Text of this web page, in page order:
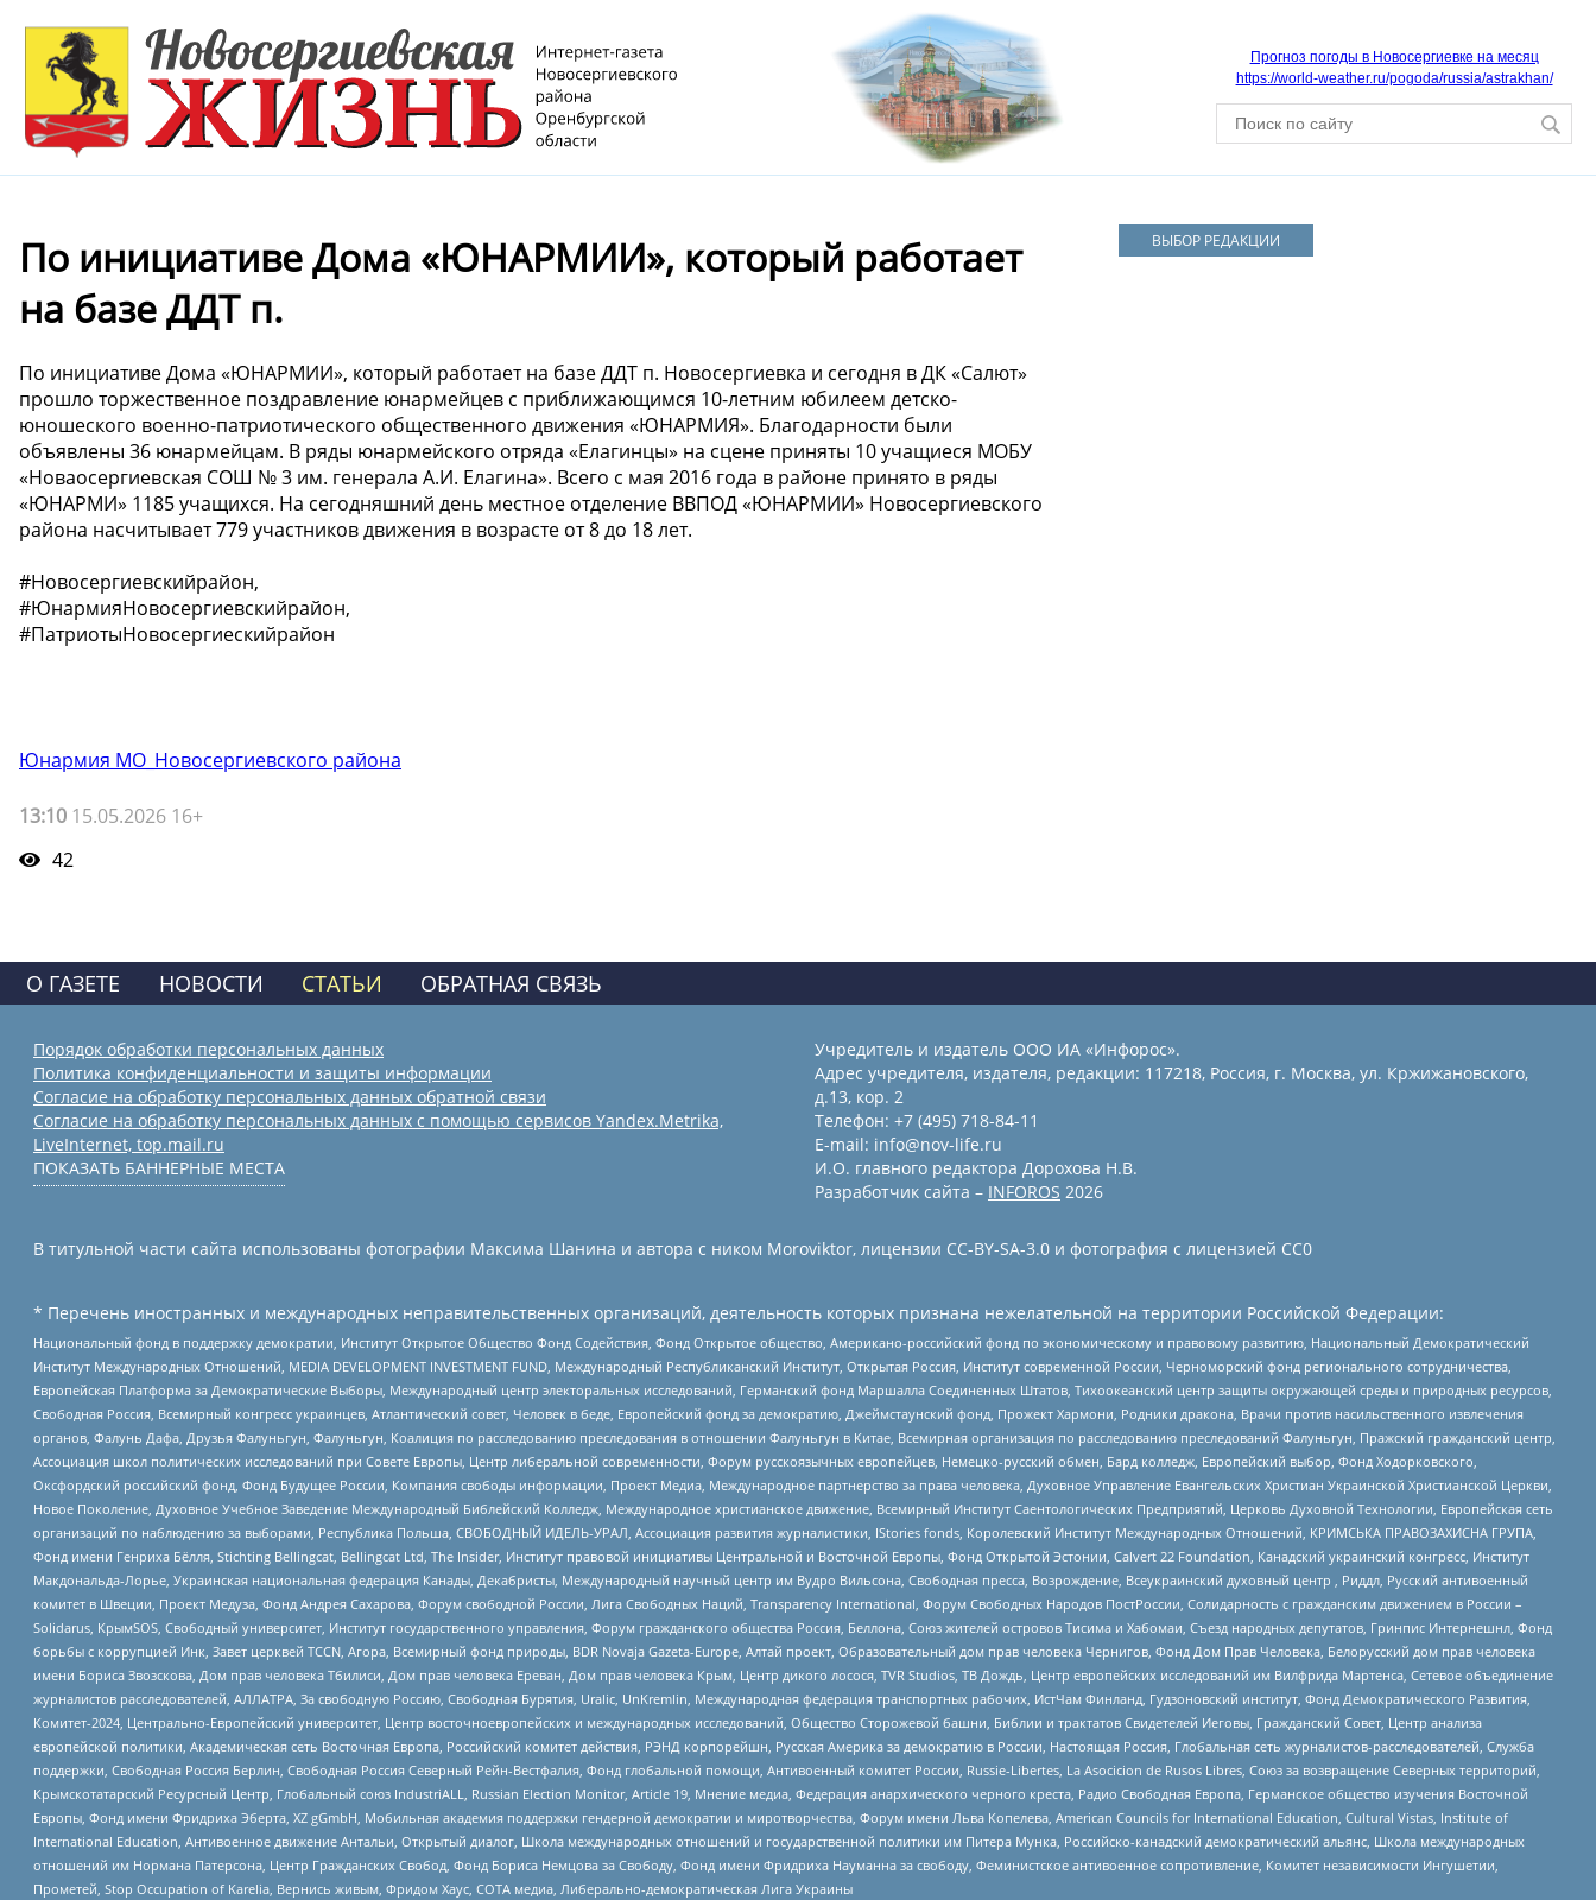
Прогноз погоды в Новосергиевке на месяц
https://world-weather.ru/pogoda/russia/astrakhan/
По инициативе Дома «ЮНАРМИИ», который работает
на базе ДДТ п.
По инициативе Дома «ЮНАРМИИ», который работает на базе ДДТ п. Новосергиевка и сегодня в ДК «Салют»
прошло торжественное поздравление юнармейцев с приближающимся 10-летним юбилеем детско-
юношеского военно-патриотического общественного движения «ЮНАРМИЯ». Благодарности были
объявлены 36 юнармейцам. В ряды юнармейского отряда «Елагинцы» на сцене приняты 10 учащиеся МОБУ
«Новаосергиевская СОШ № 3 им. генерала А.И. Елагина». Всего с мая 2016 года в районе принято в ряды
«ЮНАРМИ» 1185 учащихся. На сегодняшний день местное отделение ВВПОД «ЮНАРМИИ» Новосергиевского
района насчитывает 779 участников движения в возрасте от 8 до 18 лет.
#Новосергиевскийрайон,
#ЮнармияНовосергиевскийрайон,
#ПатриотыНовосергиескийрайон
Юнармия МО_Новосергиевского района
13:10 15.05.2026 16+
42
ВЫБОР РЕДАКЦИИ
О ГАЗЕТЕ НОВОСТИ СТАТЬИ ОБРАТНАЯ СВЯЗЬ
Порядок обработки персональных данных
Политика конфиденциальности и защиты информации
Согласие на обработку персональных данных обратной связи
Согласие на обработку персональных данных с помощью сервисов Yandex.Metrika,
LiveInternet, top.mail.ru
ПОКАЗАТЬ БАННЕРНЫЕ МЕСТА
Учредитель и издатель ООО ИА «Инфорос».
Адрес учредителя, издателя, редакции: 117218, Россия, г. Москва, ул. Кржижановского,
д.13, кор. 2
Телефон: +7 (495) 718-84-11
E-mail: info@nov-life.ru
И.О. главного редактора Дорохова Н.В.
Разработчик сайта – INFOROS 2026
В титульной части сайта использованы фотографии Максима Шанина и автора с ником Moroviktor, лицензии CC-BY-SA-3.0 и фотография с лицензией СС0
* Перечень иностранных и международных неправительственных организаций, деятельность которых признана нежелательной на территории Российской Федерации:
Национальный фонд в поддержку демократии, Институт Открытое Общество Фонд Содействия, Фонд Открытое общество, Американо-российский фонд по экономическому и правовому развитию, Национальный Демократический
Институт Международных Отношений, MEDIA DEVELOPMENT INVESTMENT FUND, Международный Республиканский Институт, Открытая Россия, Институт современной России, Черноморский фонд регионального сотрудничества,
Европейская Платформа за Демократические Выборы, Международный центр электоральных исследований, Германский фонд Маршалла Соединенных Штатов, Тихоокеанский центр защиты окружающей среды и природных ресурсов,
Свободная Россия, Всемирный конгресс украинцев, Атлантический совет, Человек в беде, Европейский фонд за демократию, Джеймстаунский фонд, Прожект Хармони, Родники дракона, Врачи против насильственного извлечения
органов, Фалунь Дафа, Друзья Фалуньгун, Фалуньгун, Коалиция по расследованию преследования в отношении Фалуньгун в Китае, Всемирная организация по расследованию преследований Фалуньгун, Пражский гражданский центр,
Ассоциация школ политических исследований при Совете Европы, Центр либеральной современности, Форум русскоязычных европейцев, Немецко-русский обмен, Бард колледж, Европейский выбор, Фонд Ходорковского,
Оксфордский российский фонд, Фонд Будущее России, Компания свободы информации, Проект Медиа, Международное партнерство за права человека, Духовное Управление Евангельских Христиан Украинской Христианской Церкви,
Новое Поколение, Духовное Учебное Заведение Международный Библейский Колледж, Международное христианское движение, Всемирный Институт Саентологических Предприятий, Церковь Духовной Технологии, Европейская сеть
организаций по наблюдению за выборами, Республика Польша, СВОБОДНЫЙ ИДЕЛЬ-УРАЛ, Ассоциация развития журналистики, IStories fonds, Королевский Институт Международных Отношений, КРИМСЬКА ПРАВОЗАХИСНА ГРУПА,
Фонд имени Генриха Бёлля, Stichting Bellingcat, Bellingcat Ltd, The Insider, Институт правовой инициативы Центральной и Восточной Европы, Фонд Открытой Эстонии, Calvert 22 Foundation, Канадский украинский конгресс, Институт
Макдональда-Лорье, Украинская национальная федерация Канады, Декабристы, Международный научный центр им Вудро Вильсона, Свободная пресса, Возрождение, Всеукраинский духовный центр , Риддл, Русский антивоенный
комитет в Швеции, Проект Медуза, Фонд Андрея Сахарова, Форум свободной России, Лига Свободных Наций, Transparеncy International, Форум Свободных Народов ПостРоссии, Солидарность с гражданским движением в России –
Solidarus, КрымSOS, Свободный университет, Институт государственного управления, Форум гражданского общества Россия, Беллона, Союз жителей островов Тисима и Хабомаи, Съезд народных депутатов, Гринпис Интернешнл, Фонд
борьбы с коррупцией Инк, Завет церквей TCCN, Агора, Всемирный фонд природы, BDR Novaja Gazeta-Europe, Алтай проект, Образовательный дом прав человека Чернигов, Фонд Дом Прав Человека, Белорусский дом прав человека
имени Бориса Звозскова, Дом прав человека Тбилиси, Дом прав человека Ереван, Дом прав человека Крым, Центр дикого лосося, TVR Studios, ТВ Дождь, Центр европейских исследований им Вилфрида Мартенса, Сетевое объединение
журналистов расследователей, АЛЛАТРА, За свободную Россию, Свободная Бурятия, Uralic, UnKremlin, Международная федерация транспортных рабочих, ИстЧам Финланд, Гудзоновский институт, Фонд Демократического Развития,
Комитет-2024, Центрально-Европейский университет, Центр восточноевропейских и международных исследований, Общество Сторожевой башни, Библии и трактатов Свидетелей Иеговы, Гражданский Совет, Центр анализа
европейской политики, Академическая сеть Восточная Европа, Российский комитет действия, РЭНД корпорейшн, Русская Америка за демократию в России, Настоящая Россия, Глобальная сеть журналистов-расследователей, Служба
поддержки, Свободная Россия Берлин, Свободная Россия Северный Рейн-Вестфалия, Фонд глобальной помощи, Антивоенный комитет России, Russie-Libertes, La Asocicion de Rusos Libres, Союз за возвращение Северных территорий,
Крымскотатарский Ресурсный Центр, Глобальный союз IndustriALL, Russian Election Monitor, Article 19, Мнение медиа, Федерация анархического черного креста, Радио Свободная Европа, Германское общество изучения Восточной
Европы, Фонд имени Фридриха Эберта, XZ gGmbH, Мобильная академия поддержки гендерной демократии и миротворчества, Форум имени Льва Копелева, American Councils for International Education, Cultural Vistas, Institute of
International Education, Антивоенное движение Антальи, Открытый диалог, Школа международных отношений и государственной политики им Питера Мунка, Российско-канадский демократический альянс, Школа международных
отношений им Нормана Патерсона, Центр Гражданских Свобод, Фонд Бориса Немцова за Свободу, Фонд имени Фридриха Науманна за свободу, Феминистское антивоенное сопротивление, Комитет независимости Ингушетии,
Прометей, Stop Occupation of Karelia, Вернись живым, Фридом Хаус, СОТА медиа, Либерально-демократическая Лига Украины